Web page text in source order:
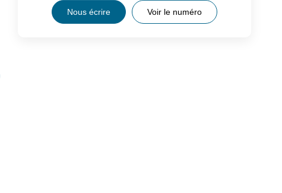
Nous écrire Voir le numéro